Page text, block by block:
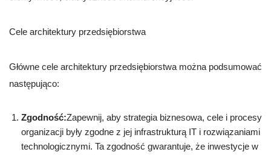
Cele architektury przedsiębiorstwa
Główne cele architektury przedsiębiorstwa można podsumować
następująco:
Zgodność:Zapewnij, aby strategia biznesowa, cele i procesy
organizacji były zgodne z jej infrastrukturą IT i rozwiązaniami
technologicznymi. Ta zgodność gwarantuje, że inwestycje w